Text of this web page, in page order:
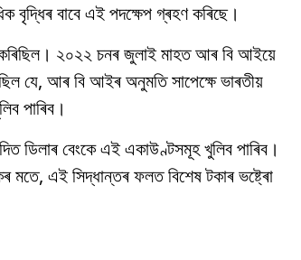
বৃদ্ধিৰ বাবে এই পদক্ষেপ গ্ৰহণ কৰিছে।
কৰিছিল। ২০২২ চনৰ জুলাই মাহত আৰ বি আইয়ে
যে, আৰ বি আইৰ অনুমতি সাপেক্ষে ভাৰতীয়
পাৰিব।
বেংকে এই একাউণ্টসমূহ খুলিব পাৰিব।
মতে, এই সিদ্ধান্তৰ ফলত বিশেষ টকাৰ ভষ্ট্ৰো